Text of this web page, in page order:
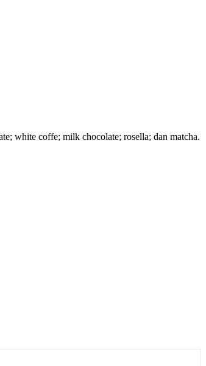
white coffe; milk chocolate; rosella; dan matcha.